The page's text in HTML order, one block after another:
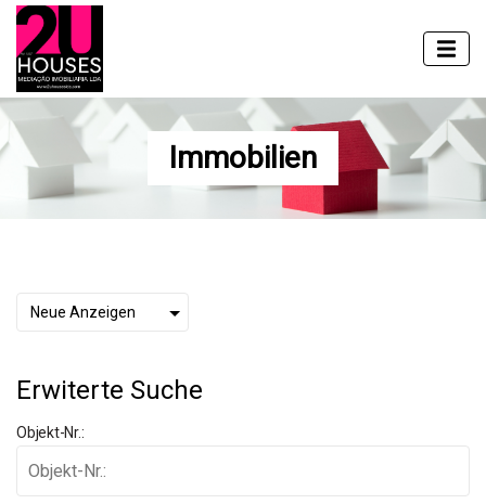
Immobilien
Erwiterte Suche
Objekt-Nr.: